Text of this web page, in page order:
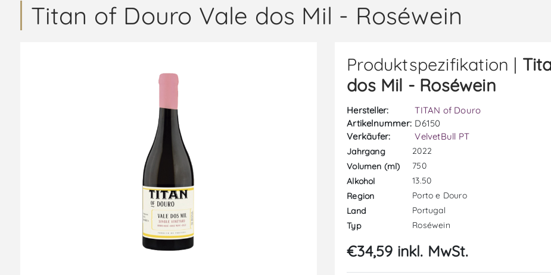
Titan of Douro Vale dos Mil - Roséwein
Produktspezifikation |
dos Mil - Roséwein
Hersteller:
TITAN of Douro
Artikelnummer: D6150
Verkäufer:
VelvetBull PT
Jahrgang
2022
Volumen (ml)
750
Alkohol
13.50
Region
Porto e Douro
Land
Portugal
Typ
Roséwein
€34,59 inkl. MwSt.